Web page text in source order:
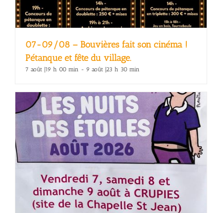
07-09/08 – Bouvières fait son cinéma !
Pétanque et fête du village.
7 août |19 h 00 min - 9 août |23 h 30 min